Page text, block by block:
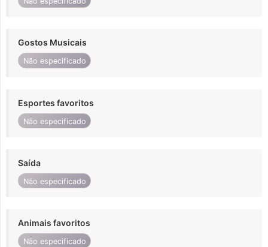
Gostos Musicais
Não especificado
Esportes favoritos
Não especificado
Saída
Não especificado
Animais favoritos
Não especificado